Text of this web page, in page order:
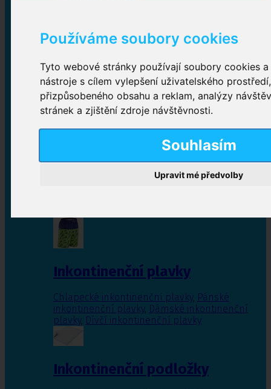
Používáme soubory cookies
Tyto webové stránky používají soubory cookies
nástroje s cílem vylepšení uživatelského
přizpůsobeného obsahu a reklam, analýzy
stránek a zjištění zdroje návštěvnosti.
Souhlasím
Upravit mé předvolby
Inkontinenční kalhotky
Plenkové kalhotky navlékací,Plenkové kalhotky
zalepovací,Inkontinenční kalhotky dámské
Inkontinenční vložky
Inkontinenční plavky
Chlapecké inkontinenční plavky, Pánské
inkontinenční plavky, Dámské inkontinenční
plavky, Dívčí inkontinenční plavky
Inkontinenční podložky